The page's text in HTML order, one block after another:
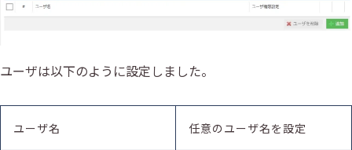
ユーザは以下のように設定しました。
ユーザ名 任意のユーザ名を設定